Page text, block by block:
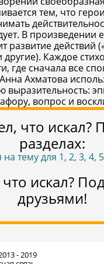
тем, что
В произведении
развитие действий
другие). Каждое
где сначала все
Ахматова
выразительность:
вопрос и
что искал?
разделах:
тему для 1, 2, 3, 4,
искал?
друзьями!
- 2019